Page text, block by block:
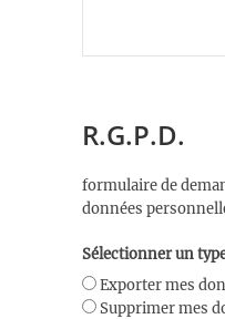
R.G.P.D.
formulaire de
données
Sélectionner un
Exporter mes
Supprimer mes